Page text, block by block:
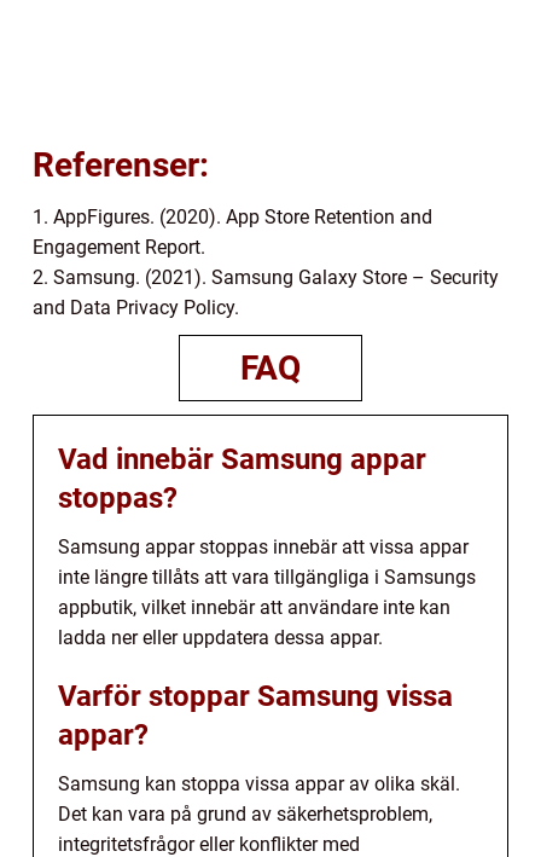
Referenser:
1. AppFigures. (2020). App Store Retention and
Engagement Report.
2. Samsung. (2021). Samsung Galaxy Store – Security
and Data Privacy Policy.
FAQ
Vad innebär Samsung appar
stoppas?
Samsung appar stoppas innebär att vissa appar
inte längre tillåts att vara tillgängliga i Samsungs
appbutik, vilket innebär att användare inte kan
ladda ner eller uppdatera dessa appar.
Varför stoppar Samsung vissa
appar?
Samsung kan stoppa vissa appar av olika skäl.
Det kan vara på grund av säkerhetsproblem,
integritetsfrågor eller konflikter med